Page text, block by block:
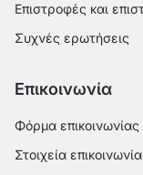
Επιστροφές και
Συχνές ερωτήσεις
Επικοινωνία
Φόρμα επικοινωνίας
Στοιχεία